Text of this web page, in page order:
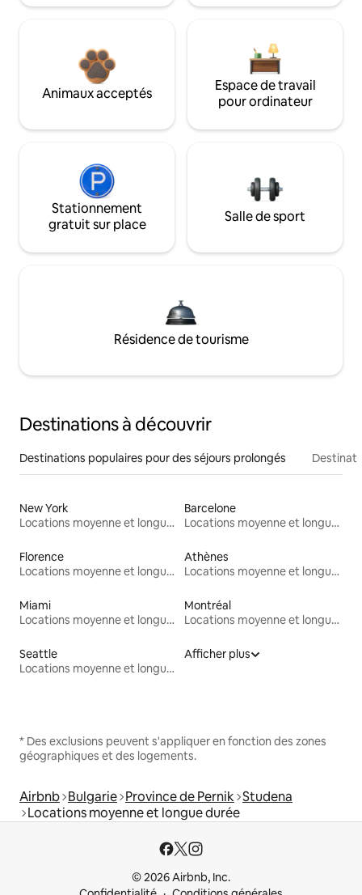
Animaux acceptés
Espace de travail
pour ordinateur
Stationnement
gratuit sur place
Salle de sport
Résidence de tourisme
Destinations à découvrir
Destinations populaires pour des séjours prolongés
New York
Locations moyenne et longue durée
Barcelone
Locations moyenne et longue durée
Florence
Locations moyenne et longue durée
Athènes
Locations moyenne et longue durée
Miami
Locations moyenne et longue durée
Montréal
Locations moyenne et longue durée
Seattle
Locations moyenne et longue durée
Afficher plus
* Des exclusions peuvent s'appliquer en fonction des zones
géographiques et des logements.
Airbnb Bulgarie Province de Pernik Studena
Locations moyenne et longue durée
© 2026 Airbnb, Inc.